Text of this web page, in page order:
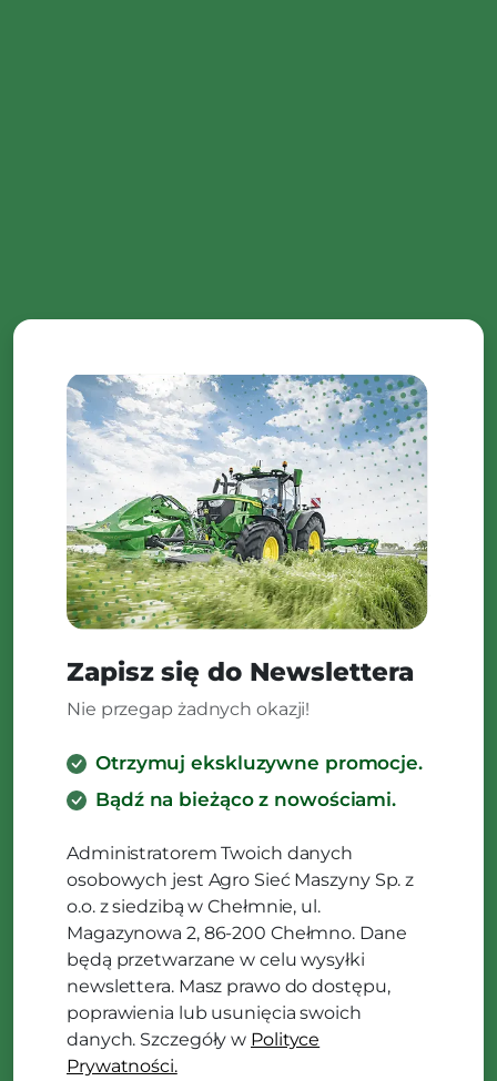
Zapisz się do Newslettera
Nie przegap żadnych okazji!
Otrzymuj ekskluzywne promocje.
Bądź na bieżąco z nowościami.
Administratorem Twoich danych
osobowych jest Agro Sieć Maszyny Sp. z
o.o. z siedzibą w Chełmnie, ul.
Magazynowa 2, 86-200 Chełmno. Dane
będą przetwarzane w celu wysyłki
newslettera. Masz prawo do dostępu,
poprawienia lub usunięcia swoich
danych. Szczegóły w Polityce
Prywatności.